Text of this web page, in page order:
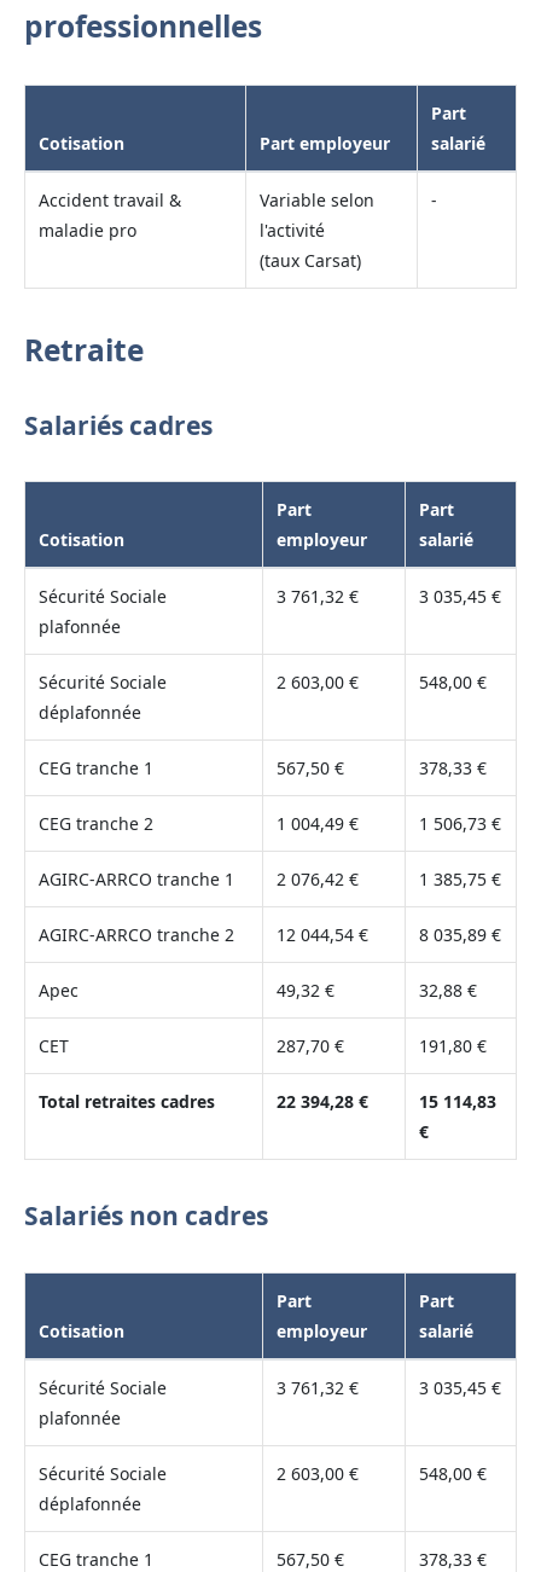
professionnelles
Cotisation Part employeur
Part
salarié
Accident travail &
maladie pro
Variable selon
l'activité
(taux Carsat)
-
Retraite
Salariés cadres
Cotisation
Part
employeur
Part
salarié
Sécurité Sociale
plafonnée
3 761,32 € 3 035,45 €
Sécurité Sociale
déplafonnée
2 603,00 € 548,00 €
CEG tranche 1 567,50 € 378,33 €
CEG tranche 2 1 004,49 € 1 506,73 €
AGIRC-ARRCO tranche 1 2 076,42 € 1 385,75 €
AGIRC-ARRCO tranche 2 12 044,54 € 8 035,89 €
Apec 49,32 € 32,88 €
CET 287,70 € 191,80 €
Total retraites cadres 22 394,28 €
15 114,83
€
Salariés non cadres
Cotisation
Part
employeur
Part
salarié
Sécurité Sociale
plafonnée
3 761,32 € 3 035,45 €
Sécurité Sociale
déplafonnée
2 603,00 € 548,00 €
CEG tranche 1 567,50 € 378,33 €